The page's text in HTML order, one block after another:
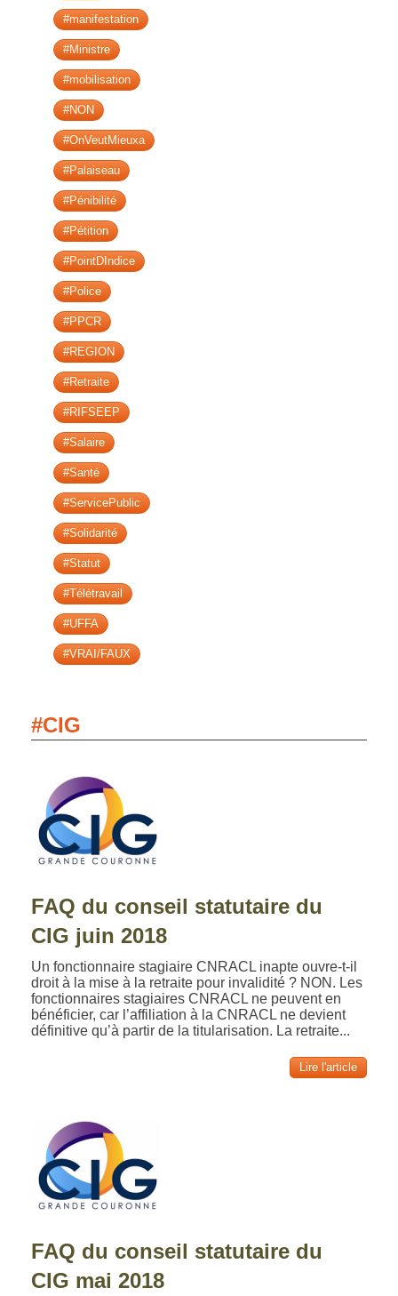
#manifestation
#Ministre
#mobilisation
#NON
#OnVeutMieuxa
#Palaiseau
#Pénibilité
#Pétition
#PointDIndice
#Police
#PPCR
#REGION
#Retraite
#RIFSEEP
#Salaire
#Santé
#ServicePublic
#Solidarité
#Statut
#Télétravail
#UFFA
#VRAI/FAUX
#CIG
FAQ du conseil statutaire du
CIG juin 2018
Un fonctionnaire stagiaire CNRACL inapte ouvre-t-il
droit à la mise à la retraite pour invalidité ? NON. Les
fonctionnaires stagiaires CNRACL ne peuvent en
bénéficier, car l’affiliation à la CNRACL ne devient
définitive qu’à partir de la titularisation. La retraite...
Lire l'article
FAQ du conseil statutaire du
CIG mai 2018